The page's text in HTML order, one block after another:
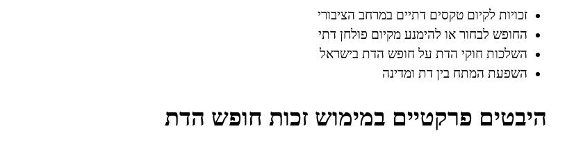
זכויות לקיום טקסים דתיים במרחב הציבורי
החופש לבחור או להימנע מקיום פולחן דתי
השלכות חוקי הדת על חופש הדת בישראל
השפעת המתח בין דת ומדינה
היבטים פרקטיים במימוש זכות חופש הדת